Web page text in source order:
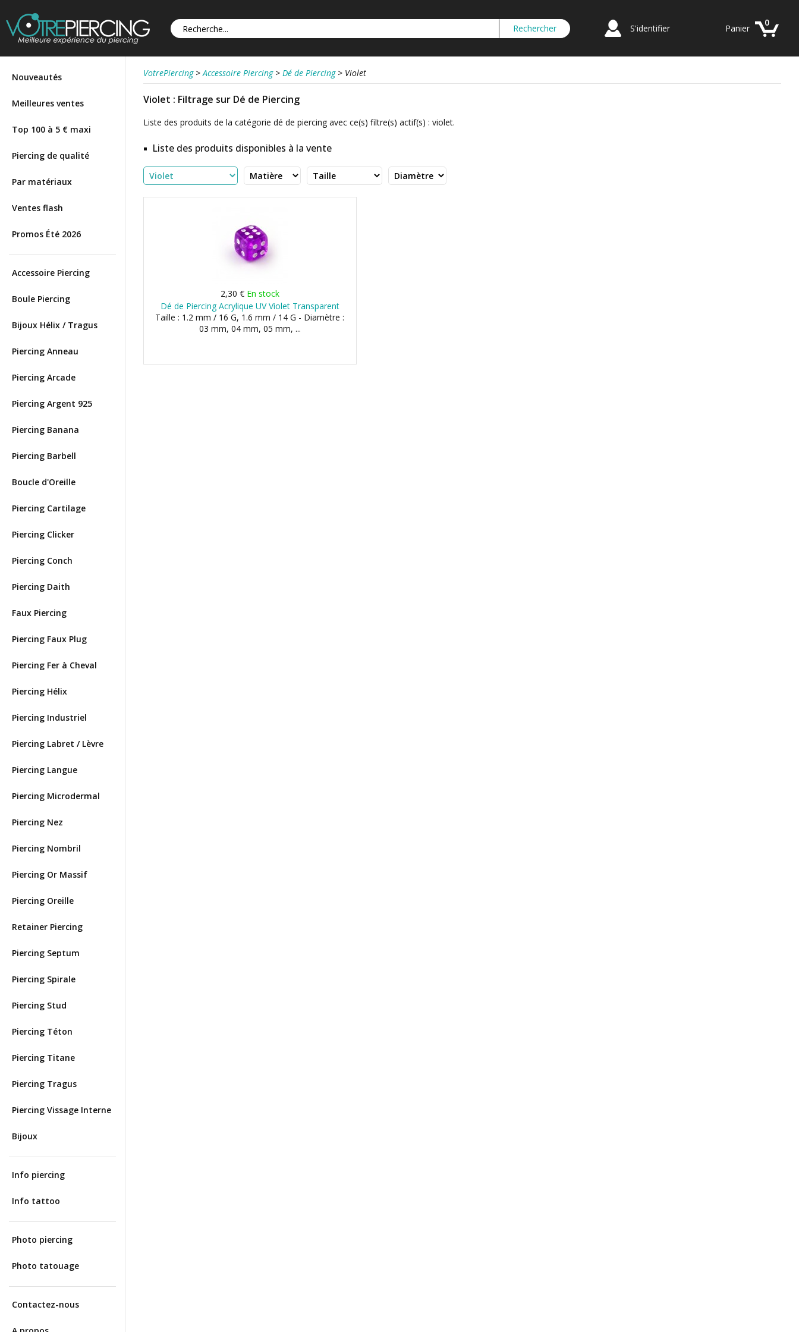
S'identifier
0
Panier
Nouveautés
Meilleures ventes
Top 100 à 5 € maxi
Piercing de qualité
Par matériaux
Ventes flash
Promos Été 2026
Accessoire Piercing
Boule Piercing
Bijoux Hélix / Tragus
Piercing Anneau
Piercing Arcade
Piercing Argent 925
Piercing Banana
Piercing Barbell
Boucle d'Oreille
Piercing Cartilage
Piercing Clicker
Piercing Conch
Piercing Daith
Faux Piercing
Piercing Faux Plug
Piercing Fer à Cheval
Piercing Hélix
Piercing Industriel
Piercing Labret / Lèvre
Piercing Langue
Piercing Microdermal
Piercing Nez
Piercing Nombril
Piercing Or Massif
Piercing Oreille
Retainer Piercing
Piercing Septum
Piercing Spirale
Piercing Stud
Piercing Téton
Piercing Titane
Piercing Tragus
Piercing Vissage Interne
Bijoux
Info piercing
Info tattoo
Photo piercing
Photo tatouage
Contactez-nous
VotrePiercing > Accessoire Piercing > Dé de Piercing > Violet
Violet : Filtrage sur Dé de Piercing
Liste des produits de la catégorie dé de piercing avec ce(s) filtre(s) actif(s) : violet.
Liste des produits disponibles à la vente
2,30 € En stock
Dé de Piercing Acrylique UV Violet Transparent
Taille : 1.2 mm / 16 G, 1.6 mm / 14 G - Diamètre :
03 mm, 04 mm, 05 mm, ...